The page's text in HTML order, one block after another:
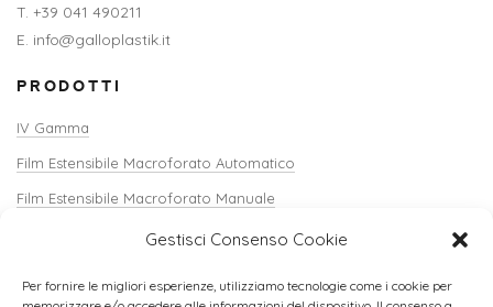
Gestisci Consenso Cookie
Per fornire le migliori esperienze, utilizziamo tecnologie come i cookie per
T. +39 041 490211
E. info@galloplastik.it
PRODOTTI
IV Gamma
Film Estensibile Macroforato Automatico
Film Estensibile Macroforato Manuale